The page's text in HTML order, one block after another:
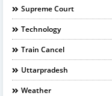
Supreme Court
Technology
Train Cancel
Uttarpradesh
Weather